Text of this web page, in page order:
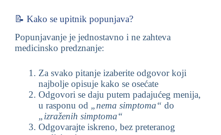
📝 Kako se upitnik popunjava?
Popunjavanje je jednostavno i ne zahteva
medicinsko predznanje:
Za svako pitanje izaberite odgovor koji
najbolje opisuje kako se osećate
Odgovori se daju putem padajućeg menija,
u rasponu od „nema simptoma“ do
„izraženih simptoma“
Odgovarajte iskreno, bez preteranog